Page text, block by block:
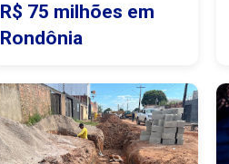
R$ 75 milhões em
Rondônia